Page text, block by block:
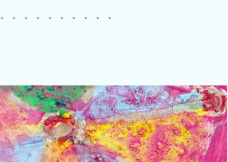
・・・・・・・・・